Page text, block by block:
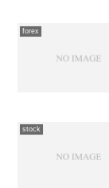
forex
stock